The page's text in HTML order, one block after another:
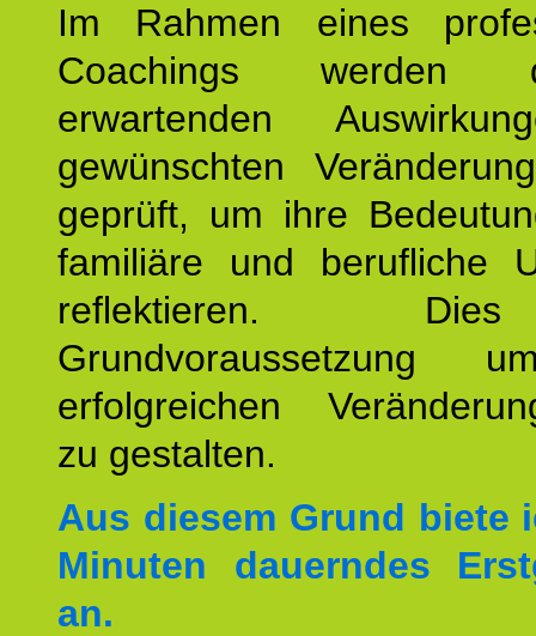
Im Rahmen eines
Coachings
erwartenden
gewünschten
geprüft, um ihre
familiäre und berufliche
reflektieren.
Grundvoraussetzung
erfolgreichen
zu gestalten.
Aus diesem Grund biete
Minuten dauerndes
an.